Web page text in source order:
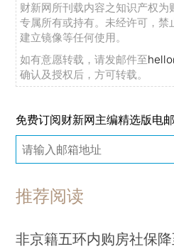
财新网所刊载内容之知识产权为
专属所有或持有。未经许可，禁
建立镜像等任何使用。
如有意愿转载，请发邮件至
确认及授权后，方可转载。
免费订阅财新网主编精选版电邮
推荐阅读
非京籍五环内购房社保